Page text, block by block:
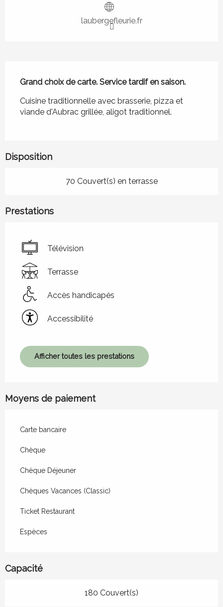
laubergefleurie.fr
Grand choix de carte. Service tardif en saison.
Cuisine traditionnelle avec brasserie, pizza et
viande d'Aubrac grillée, aligot traditionnel.
Disposition
70 Couvert(s) en terrasse
Prestations
Télévision
Terrasse
Accès handicapés
Accessibilité
Afficher toutes les prestations
Moyens de paiement
Carte bancaire
Chèque
Chèque Déjeuner
Chèques Vacances (Classic)
Ticket Restaurant
Espèces
Capacité
180 Couvert(s)